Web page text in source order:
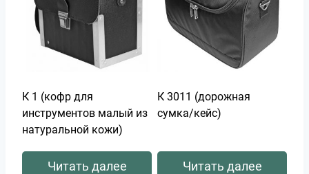
К 1 (кофр для
инструментов малый из
натуральной кожи)
Читать далее
К 3011 (дорожная
сумка/кейс)
Читать далее